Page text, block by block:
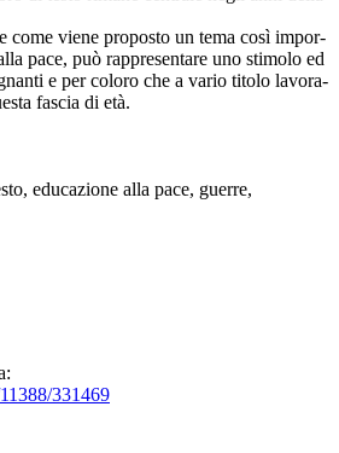
come viene proposto un tema così impor-
pace, può rappresentare uno stimolo ed
e per coloro che a vario titolo lavora-
fascia di età.
educazione alla pace, guerre,
331469